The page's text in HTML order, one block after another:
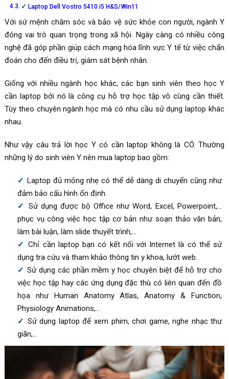
Laptop Dell Vostro 5410 i5 H&S/Win11
Với sứ mệnh chăm sóc và bảo vệ sức khỏe con người, ngành Y
đóng vai trò quan trọng trong xã hội. Ngày càng có nhiều công
nghệ đã góp phần giúp cách mạng hóa lĩnh vực Y tế từ việc chẩn
đoán cho đến điều trị, giám sát bệnh nhân.
Giống với nhiều ngành học khác, các bạn sinh viên theo học Y
cần laptop bởi nó là công cụ hỗ trợ học tập vô cùng cần thiết.
Tùy theo chuyên ngành học mà có nhu cầu sử dụng laptop khác
nhau.
Như vậy câu trả lời học Y có cần laptop không là CÓ. Thường
những lý do sinh viên Y nên mua laptop bao gồm:
Laptop đủ mỏng nhẹ có thể dễ dàng di chuyển cũng như
đảm bảo cấu hình ổn định.
Sử dụng được bộ Office như Word, Excel, Powerpoint,…
phục vụ công việc học tập cơ bản như soạn thảo văn bản,
làm bài luận, làm slide thuyết trình,…
Chỉ cần laptop bạn có kết nối với Internet là có thể sử
dụng tra cứu và tham khảo thông tin y khoa, lướt web.
Sử dụng các phần mềm y học chuyên biệt để hỗ trợ cho
việc học tập hay các ứng dụng đặc thù có liên quan đến đồ
họa như Human Anatomy Atlas, Anatomy & Function,
Physiology Animations,…
Sử dụng laptop để xem phim, chơi game, nghe nhạc thư
giãn,…